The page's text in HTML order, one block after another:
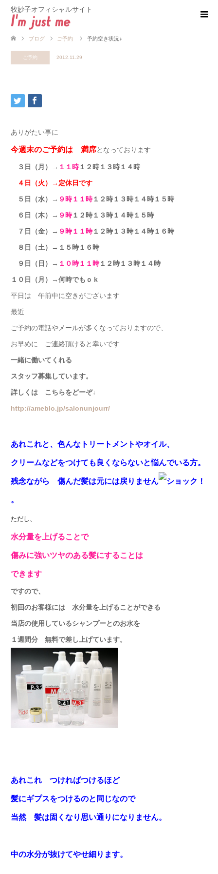
牧妙子オフィシャルサイト
ブログ ご予約 予約空き状況♪
ご予約 2012.11.29
ありがたい事に
今週末のご予約は 満席となっております
３日（月）→ １１時１２時１３時１４時
４日（火）→定休日です
５日（水）→ ９時１１時１２時１３時１４時１５時
６日（木）→ ９時１２時１３時１４時１５時
７日（金）→ ９時１１時１２時１３時１４時１６時
８日（土）→１５時１６時
９日（日）→ １０時１１時１２時１３時１４時
１０日（月）→何時でもｏｋ
平日は 午前中に空きがございます
最近
ご予約の電話やメールが多くなっておりますので、
お早めに ご連絡頂けると幸いです
一緒に働いてくれる
スタッフ募集しています。
詳しくは こちらをどーぞ↓
http://ameblo.jp/salonunjourr/
あれこれと、色んなトリートメントやオイル、
クリームなどをつけても良くならないと悩んでいる方。
残念ながら 傷んだ髪は元には戻りません
。
ただし、
水分量を上げることで
傷みに強いツヤのある髪にすることは
できます
ですので、
初回のお客様には 水分量を上げることができる
当店の使用しているシャンプーとのお水を
１週間分 無料で差し上げています。
あれこれ つければつけるほど
髪にギプスをつけるのと同じなので
当然 髪は固くなり思い通りになりません。
中の水分が抜けてやせ細ります。